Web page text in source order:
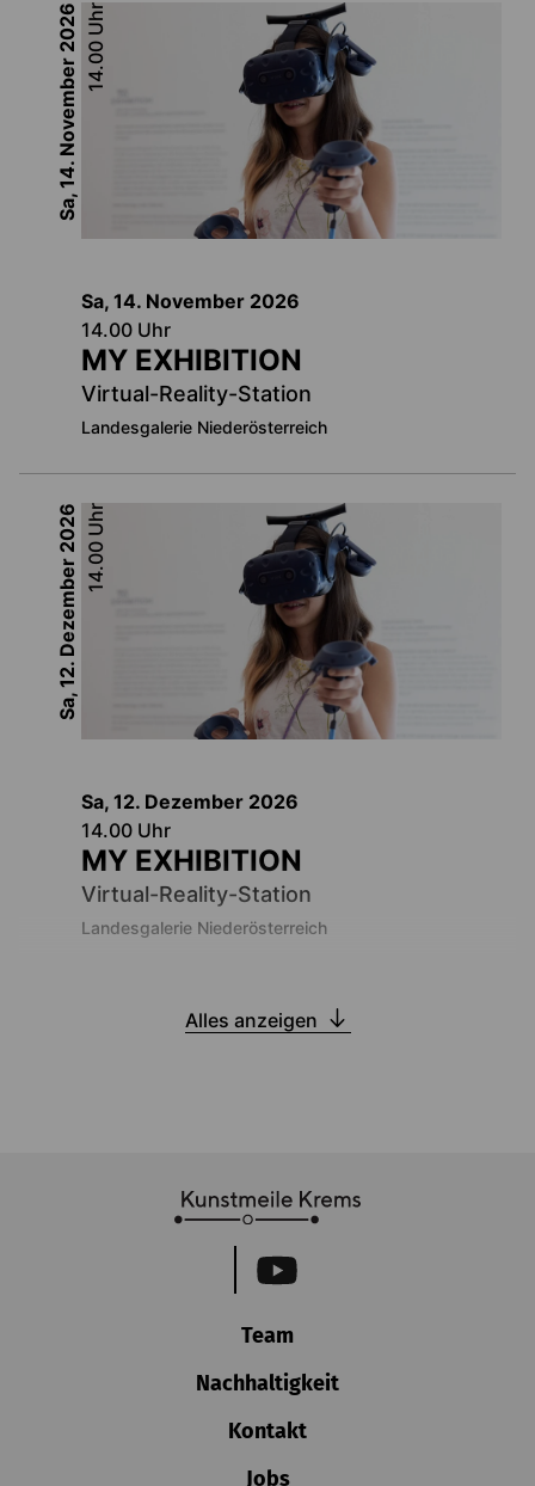
Sa, 14. November
2026
14.00
Uhr
Sa, 14. November 2026
14.00 Uhr
MY EXHIBITION
Virtual-Reality-Station
Landesgalerie Niederösterreich
Sa, 12. Dezember
2026
14.00
Uhr
Sa, 12. Dezember 2026
14.00 Uhr
MY EXHIBITION
Virtual-Reality-Station
Landesgalerie Niederösterreich
Alles anzeigen
Team
Nachhaltigkeit
Kontakt
Jobs